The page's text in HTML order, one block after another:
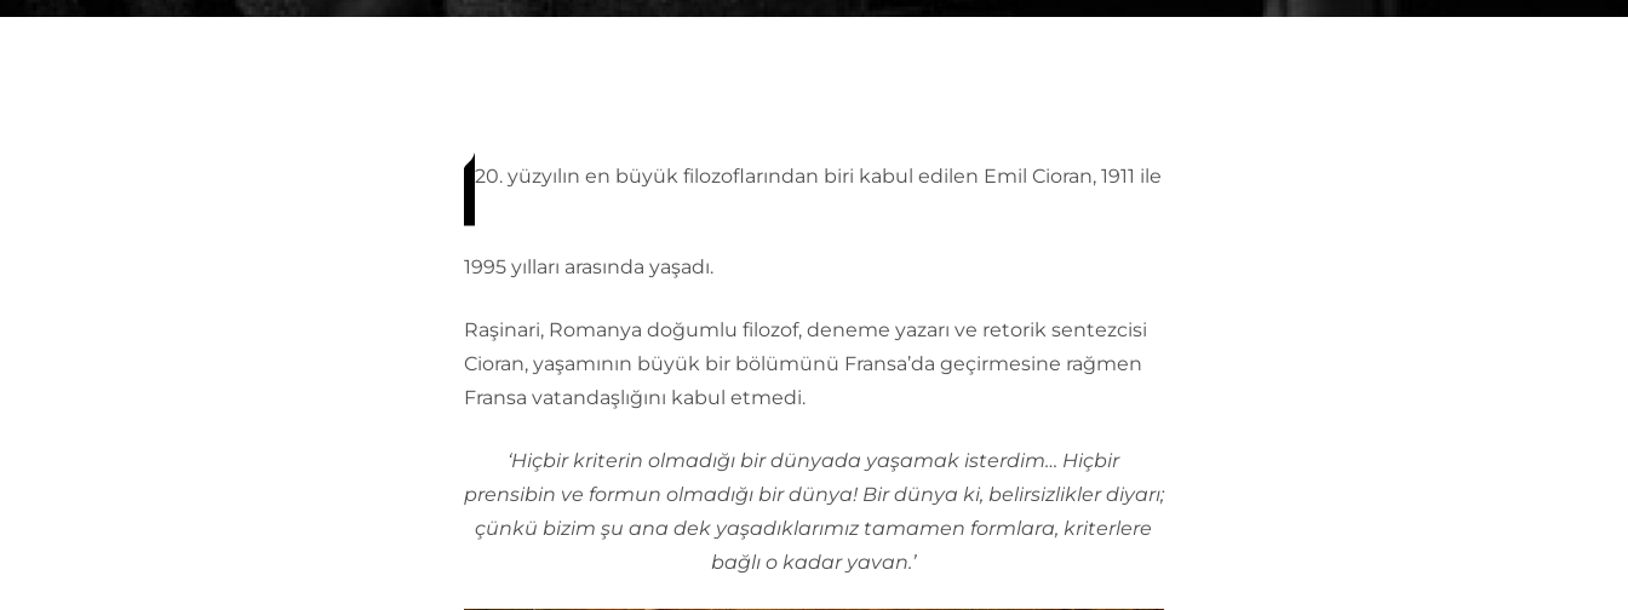
20. yüzyılın en büyük filozoflarından biri kabul edilen Emil Cioran, 1911 ile
1995 yılları arasında yaşadı.
Raşinari, Romanya doğumlu filozof, deneme yazarı ve retorik sentezcisi
Cioran, yaşamının büyük bir bölümünü Fransa’da geçirmesine rağmen
Fransa vatandaşlığını kabul etmedi.
‘Hiçbir kriterin olmadığı bir dünyada yaşamak isterdim… Hiçbir
prensibin ve formun olmadığı bir dünya! Bir dünya ki, belirsizlikler diyarı;
çünkü bizim şu ana dek yaşadıklarımız tamamen formlara, kriterlere
bağlı o kadar yavan.’